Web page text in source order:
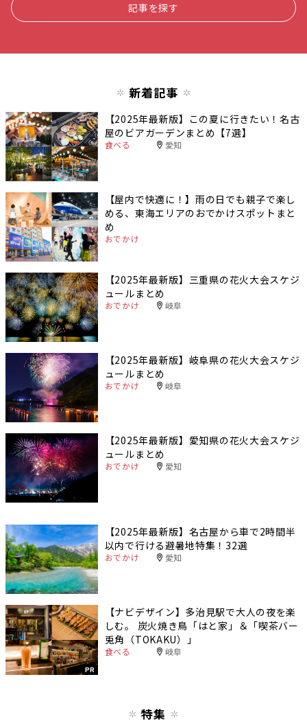
記事を探す
新着記事
【2025年最新版】この夏に行きたい！名古
屋のビアガーデンまとめ【7選】
食べる 愛知
【屋内で快適に！】雨の日でも親子で楽し
める、東海エリアのおでかけスポットまと
め
おでかけ
【2025年最新版】三重県の花火大会スケジ
ュールまとめ
おでかけ 岐阜
【2025年最新版】岐阜県の花火大会スケジ
ュールまとめ
おでかけ 岐阜
【2025年最新版】愛知県の花火大会スケジ
ュールまとめ
おでかけ 愛知
【2025年最新版】名古屋から車で2時間半
以内で行ける避暑地特集！32選
おでかけ 愛知
PR
【ナビデザイン】多治見駅で大人の夜を楽
しむ。 炭火焼き鳥「はと家」＆「喫茶バー
兎角（TOKAKU）」
食べる 岐阜
特集